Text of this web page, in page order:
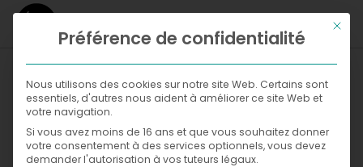
WHAT
WHERE
Galleries
NOW
Ce
Préférence de confidentialité
Nous utilisons des cookies sur notre site Web. Certains sont
essentiels, d'autres nous aident à améliorer ce site Web et
votre navigation.
Si vous avez moins de 16 ans et que vous souhaitez donner
votre consentement à des services optionnels, vous devez
demander l'autorisation à vos tuteurs légaux.